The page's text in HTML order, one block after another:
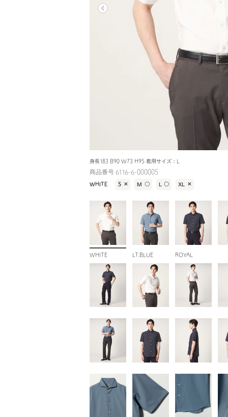
身長183 B90 W73 H95 着用サイズ：L
商品番号 6116-6-000005
WHITE S ✕ M 〇 〇 XL ✕
WHITE LT.BLUE ROYAL